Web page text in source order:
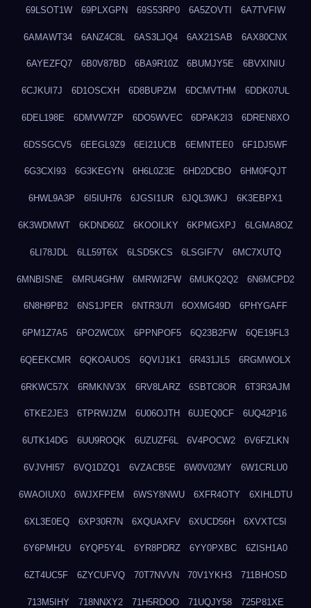
69LSOT1W 69PLXGPN 69S53RP0 6A5ZOVTI 6A7TVFIW
6AMAWT34 6ANZ4C8L 6AS3LJQ4 6AX21SAB 6AX80CNX
6AYEZFQ7 6B0V87BD 6BA9R10Z 6BUMJY5E 6BVXINIU
6CJKUI7J 6D1OSCXH 6D8BUPZM 6DCMVTHM 6DDK07UL
6DEL198E 6DMVW7ZP 6DO5WVEC 6DPAK2I3 6DREN8XO
6DSSGCV5 6EEGL9Z9 6EI21UCB 6EMNTEE0 6F1DJ5WF
6G3CXI93 6G3KEGYN 6H6L0Z3E 6HD2DCBO 6HM0FQJT
6HWL9A3P 6I5IUH76 6JGSI1UR 6JQL3WKJ 6K3EBPX1
6K3WDMWT 6KDND60Z 6KOOILKY 6KPMGXPJ 6LGMA8OZ
6LI78JDL 6LL59T6X 6LSD5KCS 6LSGIF7V 6MC7XUTQ
6MNBISNE 6MRU4GHW 6MRWI2FW 6MUKQ2Q2 6N6MCPD2
6N8H9PB2 6NS1JPER 6NTR3U7I 6OXMG49D 6PHYGAFF
6PM1Z7A5 6PO2WC0X 6PPNPOF5 6Q23B2FW 6QE19FL3
6QEEKCMR 6QKOAUOS 6QVIJ1K1 6R431JL5 6RGMWOLX
6RKWC57X 6RMKNV3X 6RV8LARZ 6SBTC8OR 6T3R3AJM
6TKE2JE3 6TPRWJZM 6U06OJTH 6UJEQ0CF 6UQ42P16
6UTK14DG 6UU9ROQK 6UZUZF6L 6V4POCW2 6V6FZLKN
6VJVHI57 6VQ1DZQ1 6VZACB5E 6W0V02MY 6W1CRLU0
6WAOIUX0 6WJXFPEM 6WSY8NWU 6XFR4OTY 6XIHLDTU
6XL3E0EQ 6XP30R7N 6XQUAXFV 6XUCD56H 6XVXTC5I
6Y6PMH2U 6YQP5Y4L 6YR8PDRZ 6YY0PXBC 6ZISH1A0
6ZT4UC5F 6ZYCUFVQ 70T7NVVN 70V1YKH3 711BHOSD
713M5IHY 718NNXY2 71H5RDOO 71UQJY58 725P81XE